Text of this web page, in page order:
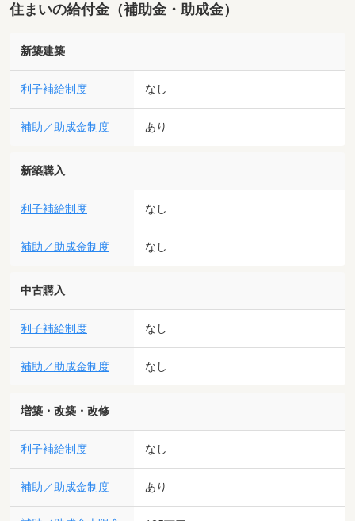
住まいの給付金（補助金・助成金）
新築建築
利子補給制度 なし
補助／助成金制度 あり
新築購入
利子補給制度 なし
補助／助成金制度 なし
中古購入
利子補給制度 なし
補助／助成金制度 なし
増築・改築・改修
利子補給制度 なし
補助／助成金制度 あり